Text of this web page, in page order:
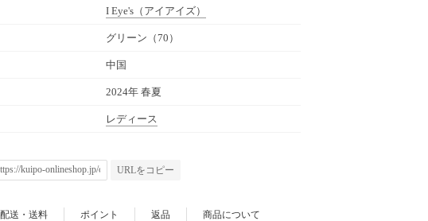
I Eye's （アイアイズ）
グリーン（70）
中国
2024年 春夏
レディース
URLをコピー
配送・送料 ポイント 返品 商品について